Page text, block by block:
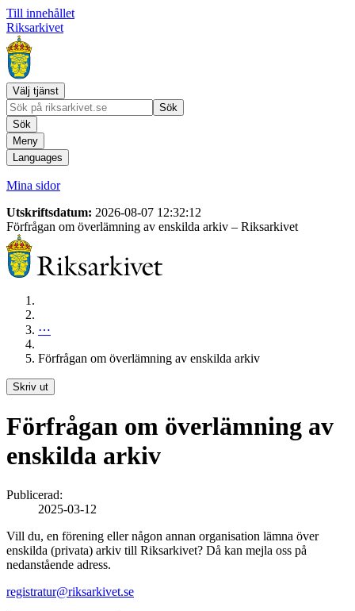
Till innehållet
Riksarkivet
Välj tjänst
Sök
Sök
Meny
Languages
Mina sidor
Utskriftsdatum: 2026-08-07 12:32:12
Förfrågan om överlämning av enskilda arkiv – Riksarkivet
⋯
Förfrågan om överlämning av enskilda arkiv
Skriv ut
Förfrågan om överlämning av
enskilda arkiv
Publicerad:
2025-03-12
Vill du, en förening eller någon annan organisation lämna över
enskilda (privata) arkiv till Riksarkivet? Då kan mejla oss på
nedanstående adress.
registratur@riksarkivet.se